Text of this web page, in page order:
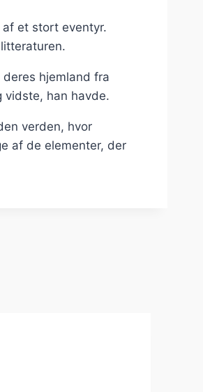
et stort eventyr.
hjemland fra
vidste, han havde.
verden, hvor
af de elementer, der